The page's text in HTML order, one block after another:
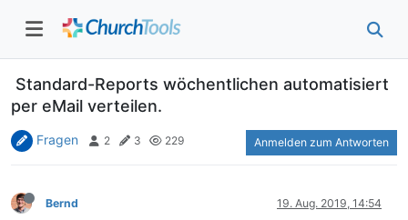
Standard-Reports wöchentlichen automatisiert
per eMail verteilen.
Fragen 2 3 229 Anmelden zum Antworten
Bernd 19. Aug. 2019, 14:54